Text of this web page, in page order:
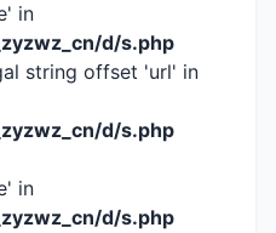
in
d/s.php
string offset 'url' in
d/s.php
in
d/s.php